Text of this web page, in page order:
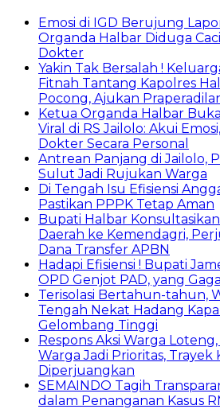
Emosi di IGD Berujung
Organda Halbar Diduga
Dokter
Yakin Tak Bersalah !
Fitnah Tantang Kapolres
Pocong, Ajukan
Ketua Organda Halbar
Viral di RS Jailolo: Akui
Dokter Secara Personal
Antrean Panjang di Jailolo,
Sulut Jadi Rujukan Warga
Di Tengah Isu Efisiensi
Pastikan PPPK Tetap Aman
Bupati Halbar
Daerah ke Kemendagri,
Dana Transfer APBN
Hadapi Efisiensi ! Bupati
OPD Genjot PAD, yang
Terisolasi Bertahun-tahun,
Tengah Nekat Hadang
Gelombang Tinggi
Respons Aksi Warga
Warga Jadi Prioritas, Trayek
Diperjuangkan
SEMAINDO Tagih
dalam Penanganan Kasus